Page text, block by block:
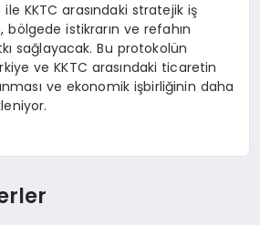
KKTC arasındaki stratejik iş
bölgede istikrarın ve refahın
sağlayacak. Bu protokolün
ve KKTC arasındaki ticaretin
ve ekonomik işbirliğinin daha